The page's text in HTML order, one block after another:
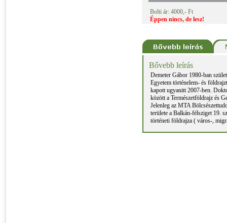
Bolti ár: 4000,- Ft
Éppen nincs, de lesz!
Bővebb leírás
Demeter Gábor 1980-ban
Egyetem történelem- és
kapott ugyanitt 2007-ben.
között a Természetföldrajz és
Jelenleg az MTA
területe a Balkán-félsziget 19.
történeti földrajza ( város-,